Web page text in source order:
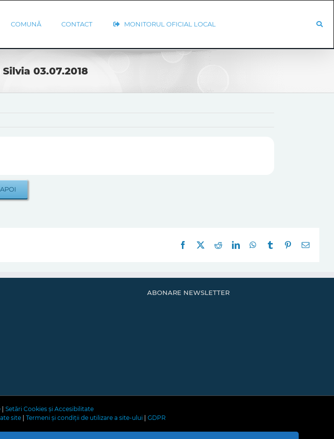
COMUNĂ CONTACT MONITORUL OFICIAL LOCAL
03.07.2018
Facebook RedditLinkedInWhatsApp
Tumblr Pinterest
E-
ABONARE NEWSLETTER
| Setări Cookies și Accesibilitate
site Termeni și condiții de utilizare a site-ului GDPR